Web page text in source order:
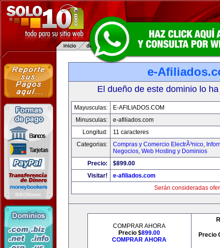
e-
El dueño de este dominio lo
Mayusculas:
E-AFILIADOS.COM
Minusculas:
e-afiliados.com
Longitud:
11 caracteres
Categorias:
Compras y Comercio ElectrÃ³nico,
Negocios, Web Hosting y Dominios
Precio:
$899.00
Visitar!
e-afiliados.com
Serán consideradas
COMPRAR AHORA
Precio $899.00
COMPRAR AHORA
Precio